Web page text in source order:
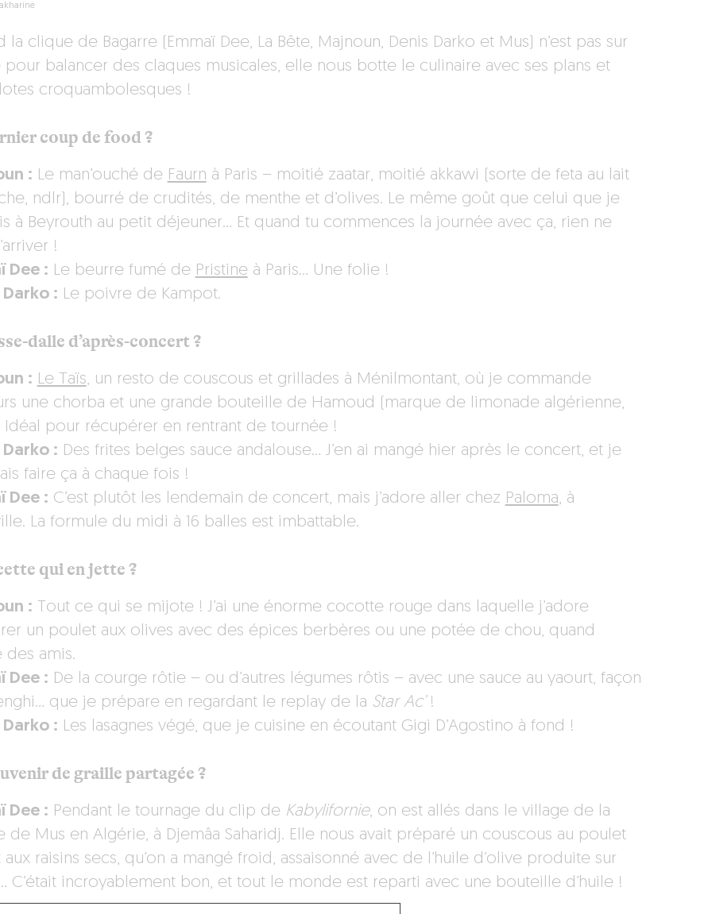
la clique de Bagarre (Emmaï Dee, La Bête, Majnoun, Denis Darko et Mus) n’est pas sur
pour balancer des claques musicales, elle nous botte le culinaire avec ses plans et
croquambolesques !
coup de food ?
: Le man’ouché de Faurn à Paris – moitié zaatar, moitié akkawi (sorte de feta au lait
ndlr), bourré de crudités, de menthe et d’olives. Le même goût que celui que je
à Beyrouth au petit déjeuner… Et quand tu commences la journée avec ça, rien ne
!
Dee : Le beurre fumé de Pristine à Paris… Une folie !
Darko : Le poivre de Kampot.
dalle d’après-concert ?
: Le Taïs, un resto de couscous et grillades à Ménilmontant, où je commande
une chorba et une grande bouteille de Hamoud (marque de limonade algérienne,
Idéal pour récupérer en rentrant de tournée !
Darko : Des frites belges sauce andalouse… J’en ai mangé hier après le concert, et je
faire ça à chaque fois !
Dee : C’est plutôt les lendemain de concert, mais j’adore aller chez Paloma, à
La formule du midi à 16 balles est imbattable.
qui en jette ?
: Tout ce qui se mijote ! J’ai une énorme cocotte rouge dans laquelle j’adore
un poulet aux olives avec des épices berbères ou une potée de chou, quand
des amis.
Dee : De la courge rôtie – ou d’autres légumes rôtis – avec une sauce au yaourt, façon
que je prépare en regardant le replay de la Star Ac’!
Darko : Les lasagnes végé, que je cuisine en écoutant Gigi D’Agostino à fond !
de graille partagée ?
Dee : Pendant le tournage du clip de Kabylifornie, on est allés dans le village de la
de Mus en Algérie, à Djemâa Saharidj. Elle nous avait préparé un couscous au poulet
raisins secs, qu’on a mangé froid, assaisonné avec de l’huile d’olive produite sur
C’était incroyablement bon, et tout le monde est reparti avec une bouteille d’huile !